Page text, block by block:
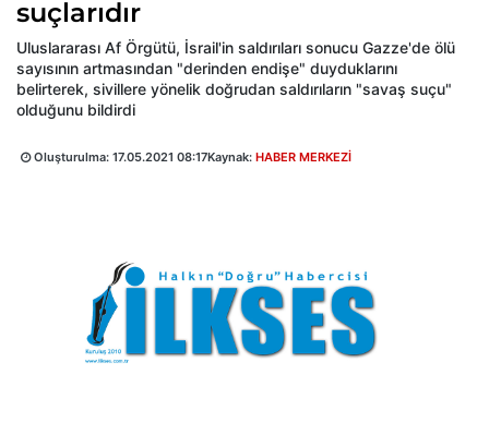
suçlarıdır
Uluslararası Af Örgütü, İsrail'in saldırıları sonucu Gazze'de ölü
sayısının artmasından "derinden endişe" duyduklarını
belirterek, sivillere yönelik doğrudan saldırıların "savaş suçu"
olduğunu bildirdi
Oluşturulma: 17.05.2021 08:17Kaynak: HABER MERKEZİ